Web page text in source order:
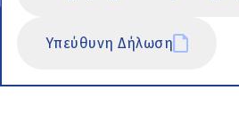
Υπεύθυνη Δήλωση